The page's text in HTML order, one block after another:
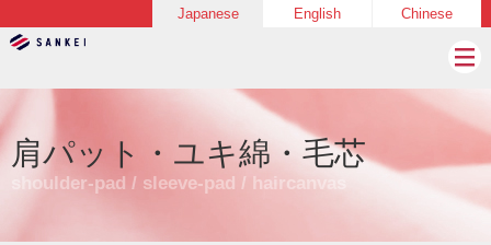
Japanese English Chinese
肩パット・ユキ綿・毛芯
shoulder-pad / sleeve-pad / haircanvas